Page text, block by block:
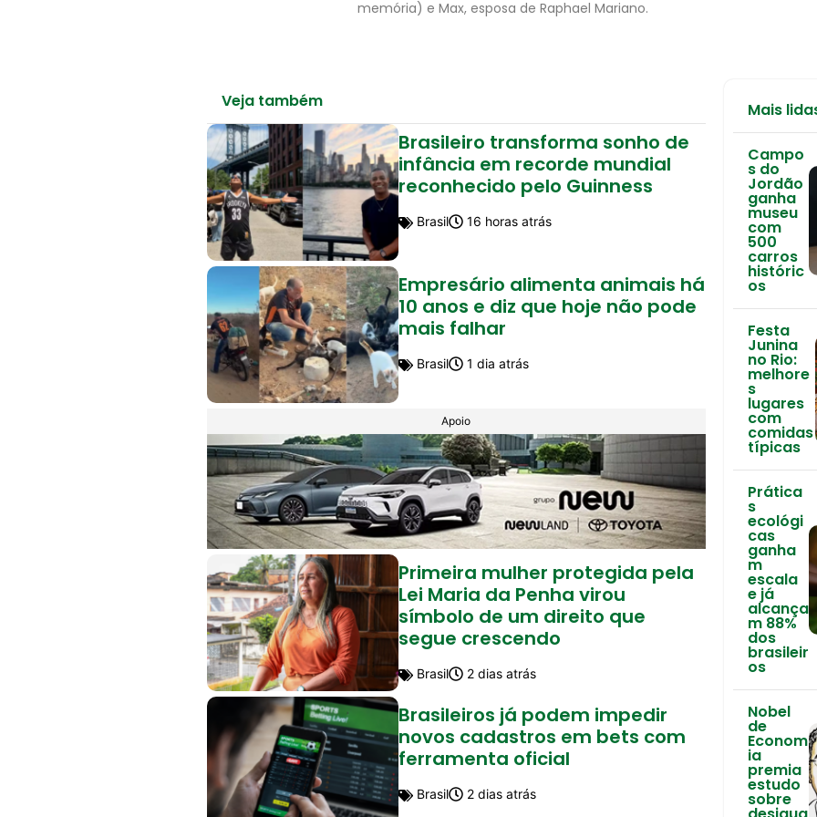
memória) e Max, esposa de Raphael Mariano.
Veja também
Brasileiro transforma sonho de
infância em recorde mundial
reconhecido pelo Guinness
Brasil 16 horas atrás
Empresário alimenta animais há
10 anos e diz que hoje não pode
mais falhar
Brasil 1 dia atrás
Apoio
Primeira mulher protegida pela
Lei Maria da Penha virou
símbolo de um direito que
segue crescendo
Brasil 2 dias atrás
Brasileiros já podem impedir
novos cadastros em bets com
ferramenta oficial
Brasil 2 dias atrás
Mais
Campo
s do
Jordão
ganha
museu
com
500
carros
históric
os
Festa
Junina
no Rio:
melhore
s
lugares
com
comidas
típicas
Prática
s
ecológi
cas
ganha
m
escala
e já
alcança
m 88%
dos
brasileir
os
Nobel
de
Econom
ia
premia
estudo
sobre